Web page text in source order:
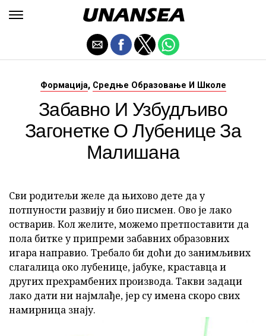
Формација, Средње Образовање И Школе
Забавно И Узбудљиво
Загонетке О Лубенице За
Малишана
Сви родитељи желе да њихово дете да у
потпуности развију и био писмен. Ово је лако
остварив. Кол желите, можемо претпоставити да
пола битке у припреми забавних образовних
игара направио. Требало би доћи до занимљивих
слагалица око лубенице, јабуке, краставца и
других прехрамбених производа. Такви задаци
лако дати ни најмлађе, јер су имена скоро свих
намирница знају.